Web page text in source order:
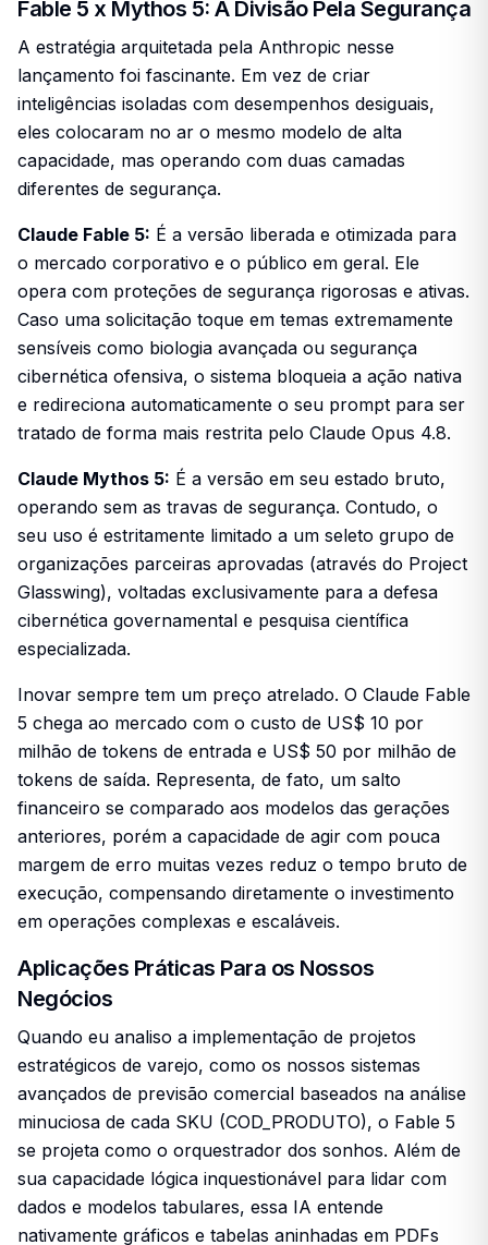
Fable 5 x Mythos 5: A Divisão Pela Segurança
A estratégia arquitetada pela Anthropic nesse
lançamento foi fascinante. Em vez de criar
inteligências isoladas com desempenhos desiguais,
eles colocaram no ar o mesmo modelo de alta
capacidade, mas operando com duas camadas
diferentes de segurança.
Claude Fable 5: É a versão liberada e otimizada para
o mercado corporativo e o público em geral. Ele
opera com proteções de segurança rigorosas e ativas.
Caso uma solicitação toque em temas extremamente
sensíveis como biologia avançada ou segurança
cibernética ofensiva, o sistema bloqueia a ação nativa
e redireciona automaticamente o seu prompt para ser
tratado de forma mais restrita pelo Claude Opus 4.8.
Claude Mythos 5: É a versão em seu estado bruto,
operando sem as travas de segurança. Contudo, o
seu uso é estritamente limitado a um seleto grupo de
organizações parceiras aprovadas (através do Project
Glasswing), voltadas exclusivamente para a defesa
cibernética governamental e pesquisa científica
especializada.
Inovar sempre tem um preço atrelado. O Claude Fable
5 chega ao mercado com o custo de US$ 10 por
milhão de tokens de entrada e US$ 50 por milhão de
tokens de saída. Representa, de fato, um salto
financeiro se comparado aos modelos das gerações
anteriores, porém a capacidade de agir com pouca
margem de erro muitas vezes reduz o tempo bruto de
execução, compensando diretamente o investimento
em operações complexas e escaláveis.
Aplicações Práticas Para os Nossos
Negócios
Quando eu analiso a implementação de projetos
estratégicos de varejo, como os nossos sistemas
avançados de previsão comercial baseados na análise
minuciosa de cada SKU (COD_PRODUTO), o Fable 5
se projeta como o orquestrador dos sonhos. Além de
sua capacidade lógica inquestionável para lidar com
dados e modelos tabulares, essa IA entende
nativamente gráficos e tabelas aninhadas em PDFs